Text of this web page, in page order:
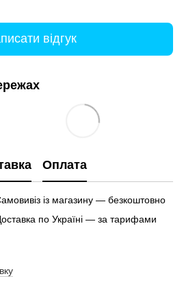
відгук
Оплата
із магазину — безкоштовно
по Україні — за тарифами
у